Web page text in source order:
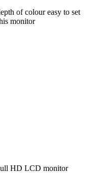
of colour easy to set
monitor
HD LCD monitor